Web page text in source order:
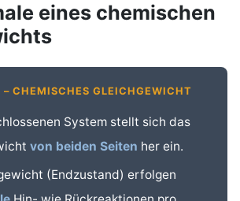
eines chemischen
CHEMISCHES GLEICHGEWICHT
System stellt sich das
von beiden Seiten her ein.
(Endzustand) erfolgen